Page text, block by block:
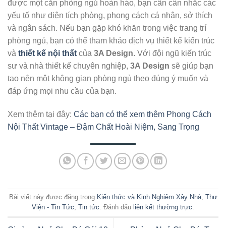
được một căn phòng ngủ hoàn hảo, bạn cần cân nhắc các
yếu tố như diện tích phòng, phong cách cá nhân, sở thích
và ngân sách. Nếu bạn gặp khó khăn trong việc trang trí
phòng ngủ, bạn có thể tham khảo dịch vụ thiết kế kiến trúc
và thiết kế nội thất của 3A Design. Với đội ngũ kiến trúc
sư và nhà thiết kế chuyên nghiệp, 3A Design sẽ giúp bạn
tạo nên một không gian phòng ngủ theo đúng ý muốn và
đáp ứng mọi nhu cầu của bạn.
Xem thêm tại đây: Các bạn có thể xem thêm Phong Cách
Nội Thất Vintage – Đậm Chất Hoài Niệm, Sang Trọng
Bài viết này được đăng trong Kiến thức và Kinh Nghiệm Xây Nhà, Thư
Viện - Tin Tức, Tin tức. Đánh dấu liên kết thường trực.